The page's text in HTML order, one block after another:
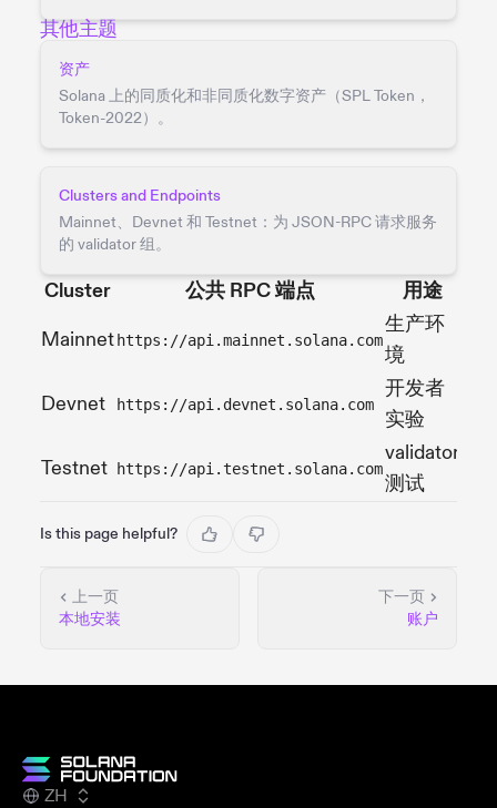
其他主题
资产
Solana 上的同质化和非同质化数字资产（SPL Token，
Token-2022）。
Clusters and Endpoints
Mainnet、Devnet 和 Testnet：为 JSON-RPC 请求服务
的 validator 组。
Cluster 公共 RPC 端点
用途
Mainnet https://api.mainnet.solana.com
生产环
境
Devnet
https://api.devnet.solana.com
开发者
实验
Testnet
https://api.testnet.solana.com
validator
测试
Is this page helpful?
上一页
本地安装
下一页
账户
ZH